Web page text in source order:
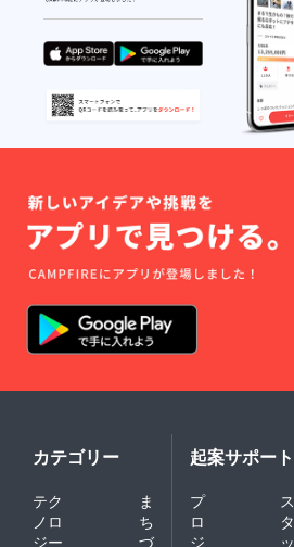
ぐるみ保育園の活動報
告Zoomミーティング
に参加する
https://us02web.zoom.
pwd=V3lHc3VvOXdFZ
z09ミーティングID:
816 8174 1059パス
初回の活動がご好評
だったため、10月に保
育園開園が決定いたし
会に全く新しいぬいぐ
業、ぬいぐるみビジネ
さい。■次回ぬいぐる
み保育園10月22日、
数名のスタッフと、ご
支援いただいた皆様全
員の力で、世界できっ
と初めての試みを実り
ある形にできればと
願っております。最後
援くださったお一人お
一人へ感謝をお伝え申
し上げます。今後とも
よろしくお願い申し上
げます。
カテゴリー
テク
ノロ
ジー
ま
ち
づ
起案サポート
プ
ロ
ジ
ス
タ
ッ